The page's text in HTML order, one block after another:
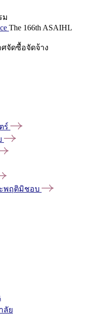
ม
The 166th ASAIHL
จัดซื้อจัดจ้าง
ร์
พฤติมิชอบ
ลัย